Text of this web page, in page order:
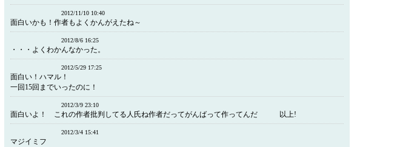
2012/11/10 10:40
面白いかも！作者もよくかんがえたね～
2012/8/6 16:25
・・・よくわかんなかった。
2012/5/29 17:25
面白い！ハマル！
一回15回までいったのに！
2012/3/9 23:10
面白いよ！ これの作者批判してる人氏ね作者だってがんばって作ってんだ 以上!
2012/3/4 15:41
マジイミフ